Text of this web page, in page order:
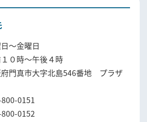
～金曜日
０時～午後４時
真市大字北島546番地 プラザ
0151
0152